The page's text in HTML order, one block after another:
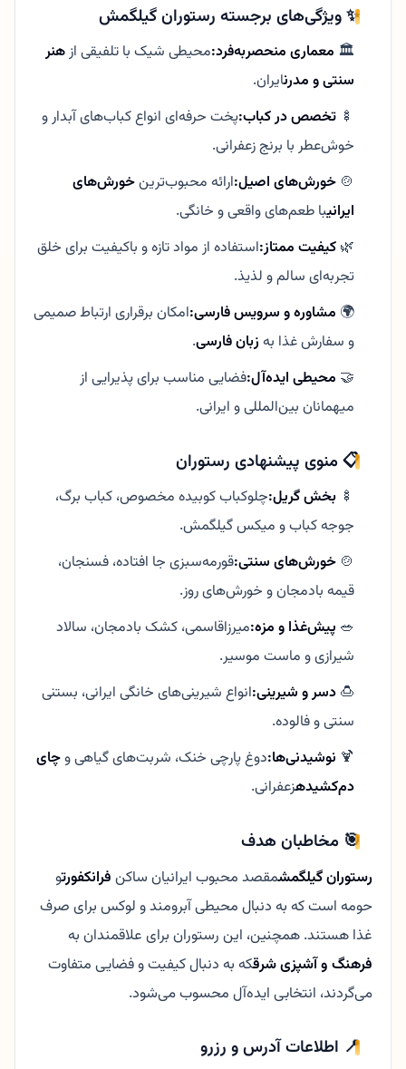
✨ ویژگی‌های برجسته رستوران گیلگمش
🏛️ معماری منحصربه‌فرد:محیطی شیک با تلفیقی ازهنر
سنتی و مدرنایران.
🍢 تخصص در کباب:پخت حرفه‌ای انواع کباب‌های آبدار و
خوش‌عطر با برنج زعفرانی.
🍲 خورش‌های اصیل:ارائه محبوب‌ترینخورش‌های
ایرانیبا طعم‌های واقعی و خانگی.
🌿 کیفیت ممتاز:استفاده از مواد تازه و باکیفیت برای خلق
تجربه‌ای سالم و لذیذ.
🌍 مشاوره و سرویس فارسی:امکان برقراری ارتباط صمیمی
و سفارش غذا به زبان فارسی.
🤝 محیطی ایده‌آل:فضایی مناسب برای پذیرایی از
میهمانان بین‌المللی و ایرانی.
📋 منوی پیشنهادی رستوران
🍢 بخش گریل:چلوکباب کوبیده مخصوص، کباب برگ،
جوجه کباب و میکس گیلگمش.
🍲 خورش‌های سنتی:قورمه‌سبزی جا افتاده، فسنجان،
قیمه بادمجان و خورش‌های روز.
🥗 پیش‌غذا و مزه:میرزاقاسمی، کشک بادمجان، سالاد
شیرازی و ماست موسیر.
🍮 دسر و شیرینی:انواع شیرینی‌های خانگی ایرانی، بستنی
سنتی و فالوده.
🍹 نوشیدنی‌ها:دوغ پارچی خنک، شربت‌های گیاهی وچای
دم‌کشیدهزعفرانی.
🎯 مخاطبان هدف
رستوران گیلگمشمقصد محبوب ایرانیان ساکنفرانکفورتو
حومه است که به دنبال محیطی آبرومند و لوکس برای صرف
غذا هستند. همچنین، این رستوران برای علاقمندان به
فرهنگ و آشپزی شرقکه به دنبال کیفیت و فضایی متفاوت
می‌گردند، انتخابی ایده‌آل محسوب می‌شود.
📍 اطلاعات آدرس و رزرو